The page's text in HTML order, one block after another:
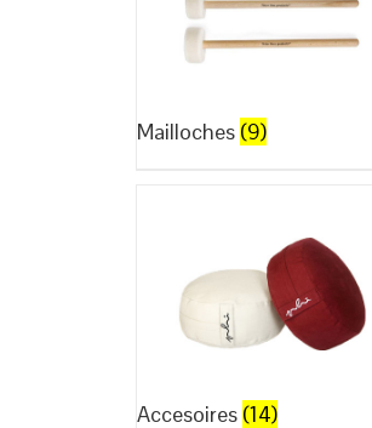
Mailloches (9)
Accesoires (14)